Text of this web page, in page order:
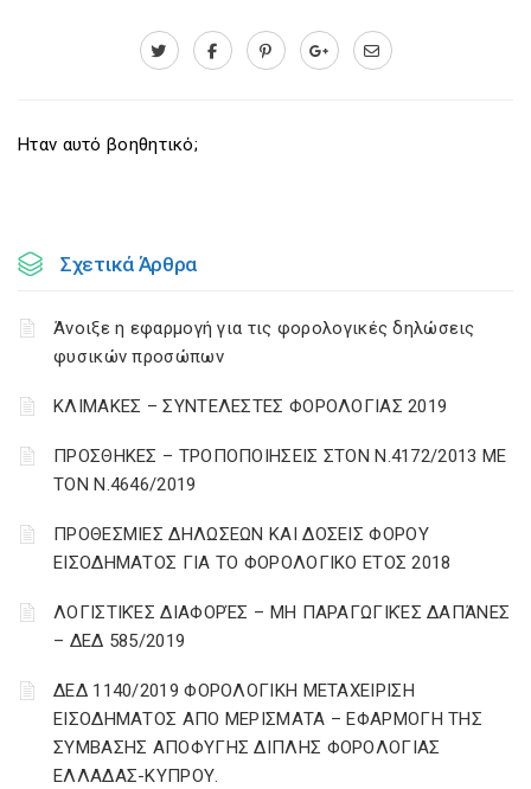
Ηταν αυτό βοηθητικό;
Σχετικά Άρθρα
Άνοιξε η εφαρμογή για τις φορολογικές δηλώσεις
φυσικών προσώπων
ΚΛΙΜΑΚΕΣ – ΣΥΝΤΕΛΕΣΤΕΣ ΦΟΡΟΛΟΓΙΑΣ 2019
ΠΡΟΣΘΗΚΕΣ – ΤΡΟΠΟΠΟΙΗΣΕΙΣ ΣΤΟΝ Ν.4172/2013 ΜΕ
ΤΟΝ Ν.4646/2019
ΠΡΟΘΕΣΜΙΕΣ ΔΗΛΩΣΕΩΝ ΚΑΙ ΔΟΣΕΙΣ ΦΟΡΟΥ
ΕΙΣΟΔΗΜΑΤΟΣ ΓΙΑ ΤΟ ΦΟΡΟΛΟΓΙΚΟ ΕΤΟΣ 2018
ΛΟΓΙΣΤΙΚΈΣ ΔΙΑΦΟΡΈΣ – ΜΗ ΠΑΡΑΓΩΓΙΚΈΣ ΔΑΠΆΝΕΣ
– ΔΕΔ 585/2019
ΔΕΔ 1140/2019 ΦΟΡΟΛΟΓΙΚΗ ΜΕΤΑΧΕΙΡΙΣΗ
ΕΙΣΟΔΗΜΑΤΟΣ ΑΠΟ ΜΕΡΙΣΜΑΤΑ – ΕΦΑΡΜΟΓΗ ΤΗΣ
ΣΥΜΒΑΣΗΣ ΑΠΟΦΥΓΗΣ ΔΙΠΛΗΣ ΦΟΡΟΛΟΓΙΑΣ
ΕΛΛΑΔΑΣ-ΚΥΠΡΟΥ.